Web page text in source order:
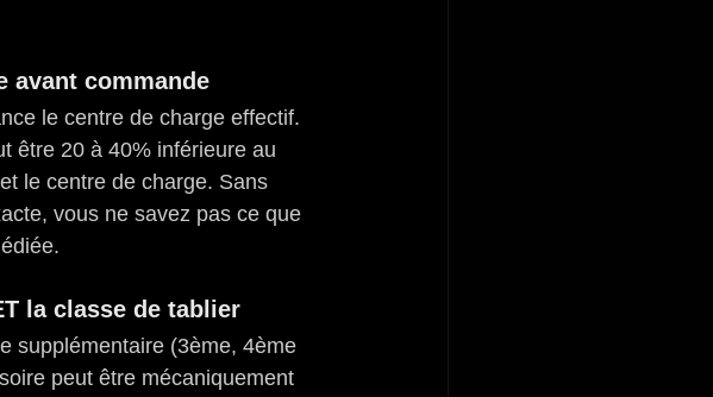
avant commande
le centre de charge effectif.
être 20 à 40% inférieure au
et le centre de charge. Sans
vous ne savez pas ce que
la classe de tablier
supplémentaire (3ème, 4ème
peut être mécaniquement